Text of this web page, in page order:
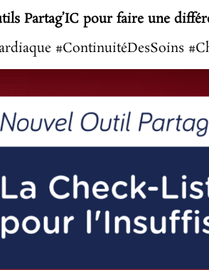
Partag’IC pour faire une
#ContinuitéDesSoins